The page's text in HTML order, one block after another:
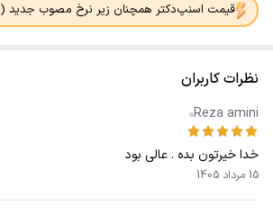
قیمت اسنپ‌دکتر همچنان زیر نرخ مصوب جدید (۱۴۰۵)
نظرات کاربران
Reza amini
خدا خیرتون بده . عالی بود
15 مرداد 1405